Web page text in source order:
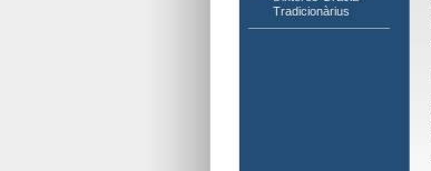
Tradicionàrius